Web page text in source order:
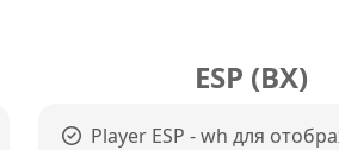
ESP (ВХ)
Player ESP - wh для